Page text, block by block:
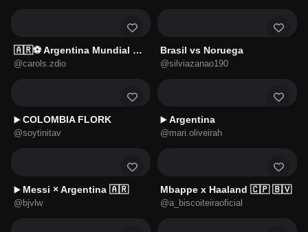
🇦🇷⚽ Argentina Mundial ⚽🇦🇷
@carols.zdio
Brasil vs Noruega
@silviazanao190
▶️ COLOMBIA FLORK
@soytinitav
▶️ Argentina
@mari.oliveirah
▶️ Messi × Argentina 🇦🇷
@bjvlw
Mbappe x Haaland 🇨🇵 🇧🇻
@a_biscoiteiraoficial